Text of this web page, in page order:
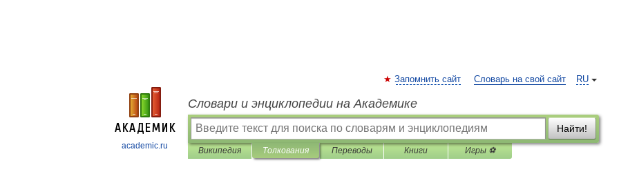
academic.ru
RU
Запомнить сайт Словарь на свой сайт
Словари и энциклопедии на Академике
Найти!
Википедия Толкования Переводы Книги Игры ⚽